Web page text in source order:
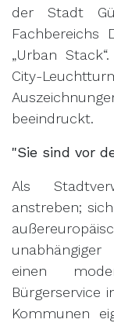
der Stadt
Fachbereichs
„Urban
City-
beeindruckt.
"Sie sind vor
Als
anstreben;
einen
Bürgerservice
Kommunen